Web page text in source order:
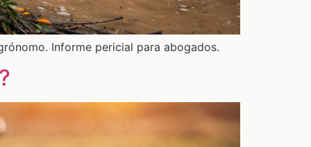
Informe pericial para abogados.